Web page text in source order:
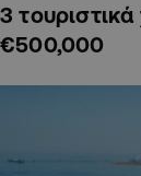
3
€500,000